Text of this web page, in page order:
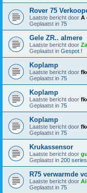
Rover 75
Laatste bericht door A
Geplaatst in 75
Gele ZR.. almere
Laatste bericht door
Geplaatst in Gespot !
Koplamp
Laatste bericht door
Geplaatst in 75
Koplamp
Laatste bericht door
Geplaatst in 75
Koplamp
Laatste bericht door
Geplaatst in 75
Krukassensor
Laatste bericht door
Geplaatst in 200
R75 verwarmde
Laatste bericht door
Geplaatst in 75